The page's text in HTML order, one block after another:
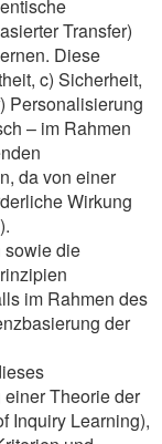
Transfer)
Diese
c) Sicherheit,
Personalisierung
– im Rahmen
da von einer
Wirkung
sowie die
im Rahmen des
der
Theorie der
Inquiry Learning),